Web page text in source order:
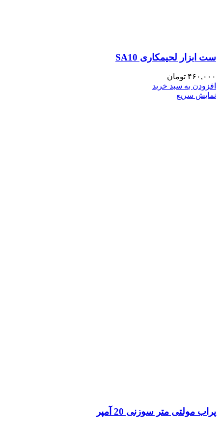
ست ابزار لحیمکاری SA10
۴۶۰,۰۰۰ تومان
افزودن به سبد خرید
نمایش سریع
پراب مولتی متر سوزنی 20 آمپر